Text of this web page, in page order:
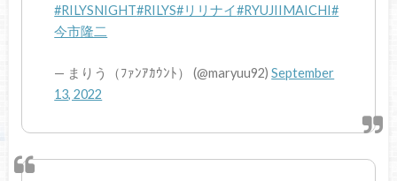
#RILYSNIGHT#RILYS#リリナイ#RYUJIIMAICHI#
今市隆二
— まりう（ﾌｧﾝｱｶｳﾝﾄ） (@maryuu92)September
13, 2022